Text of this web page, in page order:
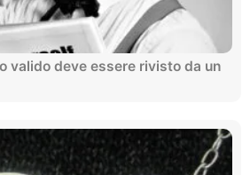
valido deve essere rivisto da un